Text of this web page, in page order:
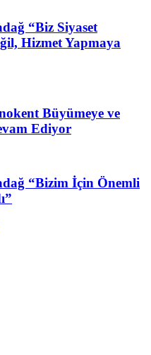
“Biz Siyaset
Hizmet Yapmaya
Büyümeye ve
Ediyor
“Bizim İçin Önemli